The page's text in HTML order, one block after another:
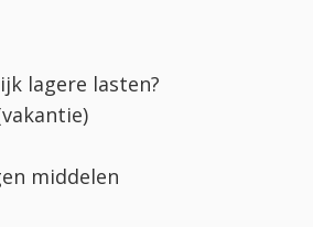
lagere lasten?
middelen